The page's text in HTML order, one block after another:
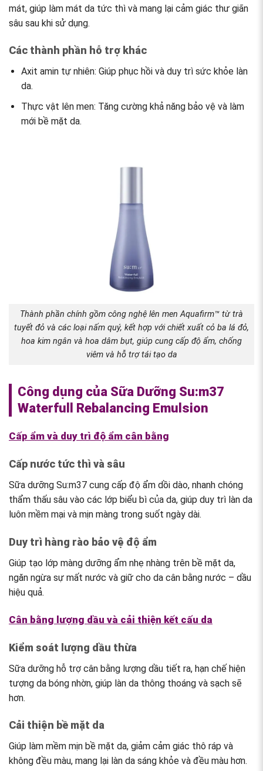
mát, giúp làm mát da tức thì và mang lại cảm giác thư giãn
sâu sau khi sử dụng.
Các thành phần hỗ trợ khác
Axit amin tự nhiên: Giúp phục hồi và duy trì sức khỏe làn
da.
Thực vật lên men: Tăng cường khả năng bảo vệ và làm
mới bề mặt da.
Thành phần chính gồm công nghệ lên men Aquafirm™ từ trà
tuyết đỏ và các loại nấm quý, kết hợp với chiết xuất cỏ ba lá đỏ,
hoa kim ngân và hoa dâm bụt, giúp cung cấp độ ẩm, chống
viêm và hỗ trợ tái tạo da
Công dụng của Sữa Dưỡng Su:m37
Waterfull Rebalancing Emulsion
Cấp ẩm và duy trì độ ẩm cân bằng
Cấp nước tức thì và sâu
Sữa dưỡng Su:m37 cung cấp độ ẩm dồi dào, nhanh chóng
thẩm thấu sâu vào các lớp biểu bì của da, giúp duy trì làn da
luôn mềm mại và mịn màng trong suốt ngày dài.
Duy trì hàng rào bảo vệ độ ẩm
Giúp tạo lớp màng dưỡng ẩm nhẹ nhàng trên bề mặt da,
ngăn ngừa sự mất nước và giữ cho da cân bằng nước – dầu
hiệu quả.
Cân bằng lượng dầu và cải thiện kết cấu da
Kiểm soát lượng dầu thừa
Sữa dưỡng hỗ trợ cân bằng lượng dầu tiết ra, hạn chế hiện
tượng da bóng nhờn, giúp làn da thông thoáng và sạch sẽ
hơn.
Cải thiện bề mặt da
Giúp làm mềm mịn bề mặt da, giảm cảm giác thô ráp và
không đều màu, mang lại làn da sáng khỏe và đều màu hơn.